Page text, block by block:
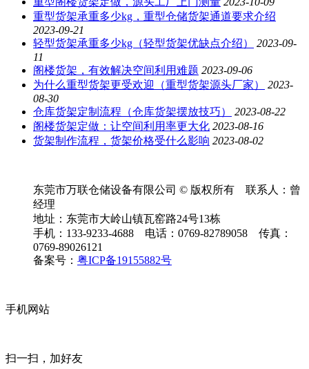
重型货架承重多少kg，重型仓储货架通道要求介绍
2023-09-21
轻型货架承重多少kg（轻型货架优缺点介绍）
2023-09-
11
阁楼货架，有效解决空间利用难题 2023-09-06
为什么重型货架更受欢迎（重型货架源头厂家）
2023-
08-30
仓库货架定制流程（仓库货架摆放技巧）
2023-08-22
阁楼货架定做：让空间利用率更大化 2023-08-16
货架制作流程，货架价格受什么影响 2023-08-02
东莞市万联仓储设备有限公司 © 版权所有 联系人：曾
经理
地址：东莞市大岭山镇瓦窑路24号13栋
手机：133-9233-4688 电话：0769-82789058 传真：
0769-89026121
备案号： 粤ICP备19155882号
手机网站
扫一扫，加好友